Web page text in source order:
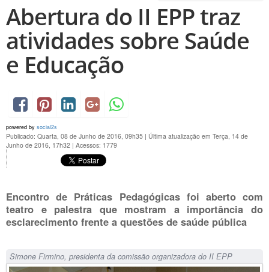
Abertura do II EPP traz
atividades sobre Saúde
e Educação
powered by social2s
Publicado: Quarta, 08 de Junho de 2016, 09h35 | Última atualização em Terça, 14 de
Junho de 2016, 17h32 | Acessos: 1779
Encontro de Práticas Pedagógicas foi aberto com
teatro e palestra que mostram a importância do
esclarecimento frente a questões de saúde pública
Simone Firmino, presidenta da comissão organizadora do II EPP